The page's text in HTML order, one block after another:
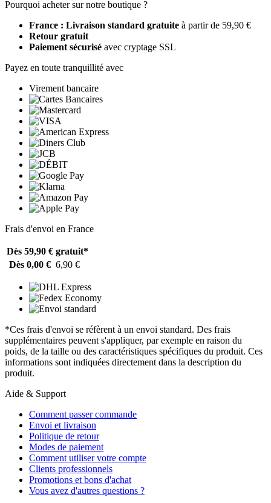
Pourquoi acheter sur notre boutique ?
France : Livraison standard gratuite à partir de 59,90 €
Retour gratuit
Paiement sécurisé avec cryptage SSL
Payez en toute tranquillité avec
Virement bancaire
Frais d'envoi en France
Dès 59,90 € gratuit*
Dès 0,00 € 6,90 €
*Ces frais d'envoi se réfèrent à un envoi standard. Des frais
supplémentaires peuvent s'appliquer, par exemple en raison du
poids, de la taille ou des caractéristiques spécifiques du produit. Ces
informations sont indiquées directement dans la description du
produit.
Aide & Support
Comment passer commande
Envoi et livraison
Politique de retour
Modes de paiement
Comment utiliser votre compte
Clients professionnels
Promotions et bons d'achat
Vous avez d'autres questions ?